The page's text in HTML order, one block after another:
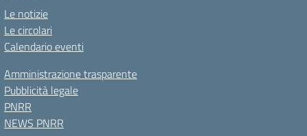
Le notizie
Le circolari
Calendario eventi
Amministrazione trasparente
Pubblicità legale
PNRR
NEWS PNRR